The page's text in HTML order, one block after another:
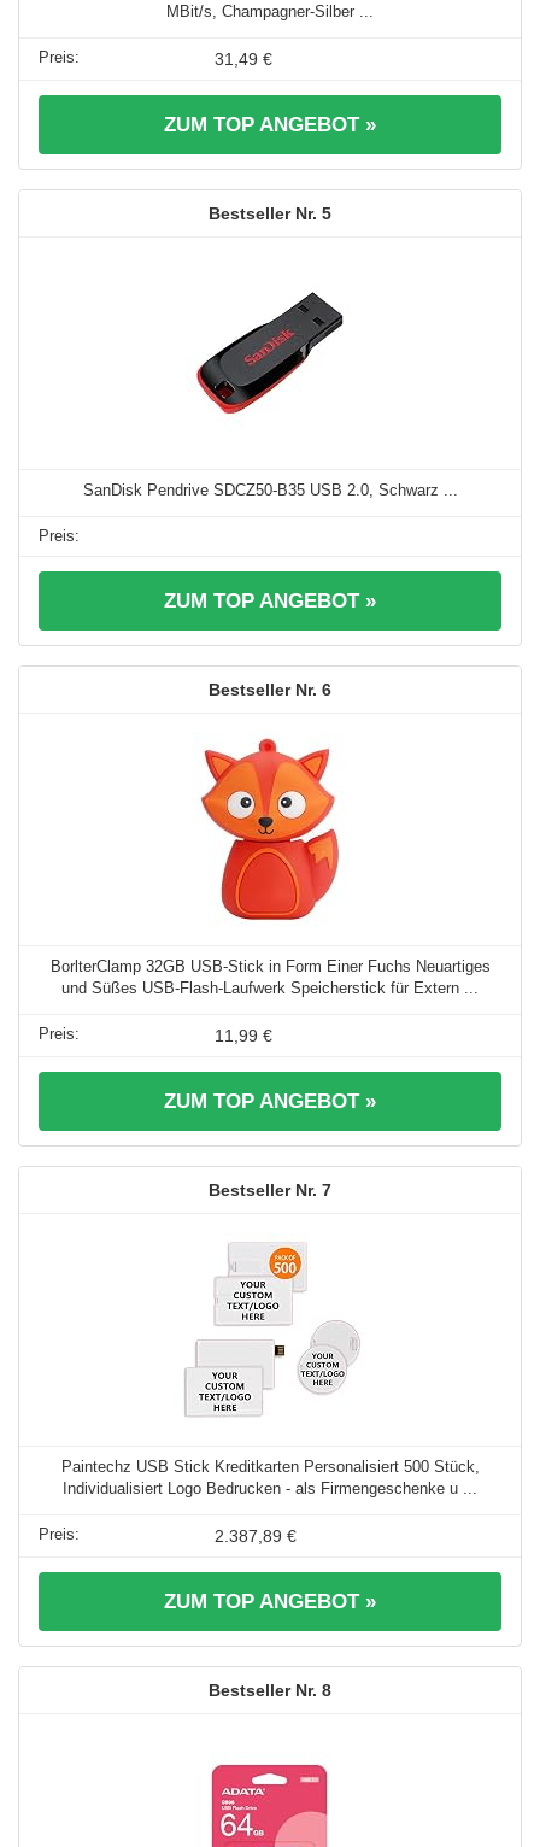
MBit/s, Champagner-Silber ...
31,49 €
ZUM TOP ANGEBOT »
5
SanDisk Pendrive SDCZ50-B35 USB 2.0, Schwarz ...
ZUM TOP ANGEBOT »
6
BorlterClamp 32GB USB-Stick in Form Einer Fuchs Neuartiges
und Süßes USB-Flash-Laufwerk Speicherstick für Extern ...
11,99 €
ZUM TOP ANGEBOT »
7
Paintechz USB Stick Kreditkarten Personalisiert 500 Stück,
Individualisiert Logo Bedrucken - als Firmengeschenke u ...
2.387,89 €
ZUM TOP ANGEBOT »
8